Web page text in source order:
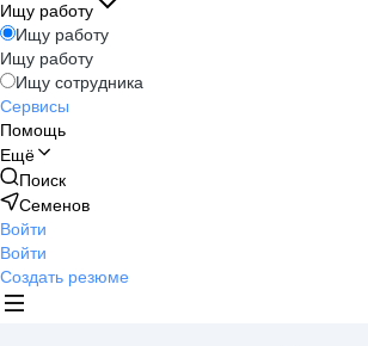
Ищу работу
Ищу работу
Ищу работу
Ищу сотрудника
Сервисы
Помощь
Ещё
Поиск
Семенов
Войти
Войти
Создать резюме